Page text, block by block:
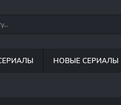
НОВЫЕ СЕРИАЛЫ